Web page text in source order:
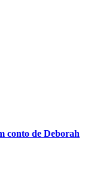
conto de Deborah